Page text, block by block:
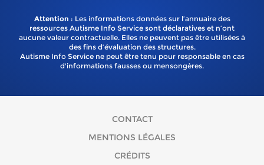
Attention : Les informations données sur l’annuaire des
ressources Autisme Info Service sont déclaratives et n’ont
aucune valeur contractuelle. Elles ne peuvent pas être utilisées à
des fins d’évaluation des structures.
Autisme Info Service ne peut être tenu pour responsable en cas
d'informations fausses ou mensongères.
CONTACT
MENTIONS LÉGALES
CRÉDITS